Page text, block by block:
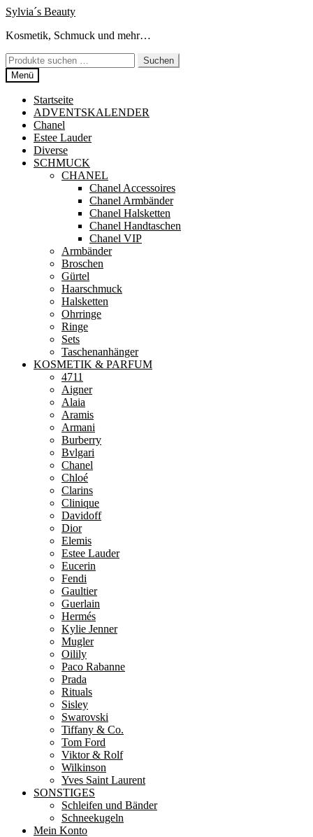
Zur
springen
Zum
springen
Sylvia´s Beauty
Kosmetik, Schmuck und mehr…
Suchen
nach:
Suchen
Menü
Startseite
ADVENTSKALENDER
Chanel
Estee Lauder
Diverse
SCHMUCK
CHANEL
Chanel Accessoires
Chanel Armbänder
Chanel Halsketten
Chanel Handtaschen
Chanel VIP
Armbänder
Broschen
Gürtel
Haarschmuck
Halsketten
Ohrringe
Ringe
Sets
Taschenanhänger
KOSMETIK & PARFUM
4711
Aigner
Alaia
Aramis
Armani
Burberry
Bvlgari
Chanel
Chloé
Clarins
Clinique
Davidoff
Dior
Elemis
Estee Lauder
Eucerin
Fendi
Gaultier
Guerlain
Hermés
Kylie Jenner
Mugler
Oilily
Paco Rabanne
Prada
Rituals
Sisley
Swarovski
Tiffany & Co.
Tom Ford
Viktor & Rolf
Wilkinson
Yves Saint Laurent
SONSTIGES
Schleifen und Bänder
Schneekugeln
Mein Konto